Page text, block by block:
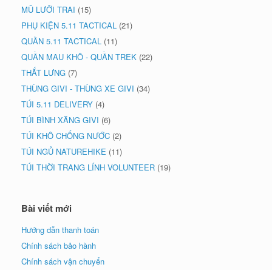
MŨ LƯỠI TRAI (15)
PHỤ KIỆN 5.11 TACTICAL (21)
QUẦN 5.11 TACTICAL (11)
QUẦN MAU KHÔ - QUẦN TREK (22)
THẮT LƯNG (7)
THÙNG GIVI - THÙNG XE GIVI (34)
TÚI 5.11 DELIVERY (4)
TÚI BÌNH XĂNG GIVI (6)
TÚI KHÔ CHỐNG NƯỚC (2)
TÚI NGỦ NATUREHIKE (11)
TÚI THỜI TRANG LÍNH VOLUNTEER (19)
Bài viết mới
Hướng dẫn thanh toán
Chính sách bảo hành
Chính sách vận chuyển